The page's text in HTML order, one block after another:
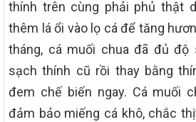
thính trên cùng phải phủ thật
thêm lá ổi vào lọ cá để tăng
tháng, cá muối chua đã đủ
sạch thính cũ rồi thay bằng
đem chế biến ngay. Cá muối
đảm bảo miếng cá khô, chắc